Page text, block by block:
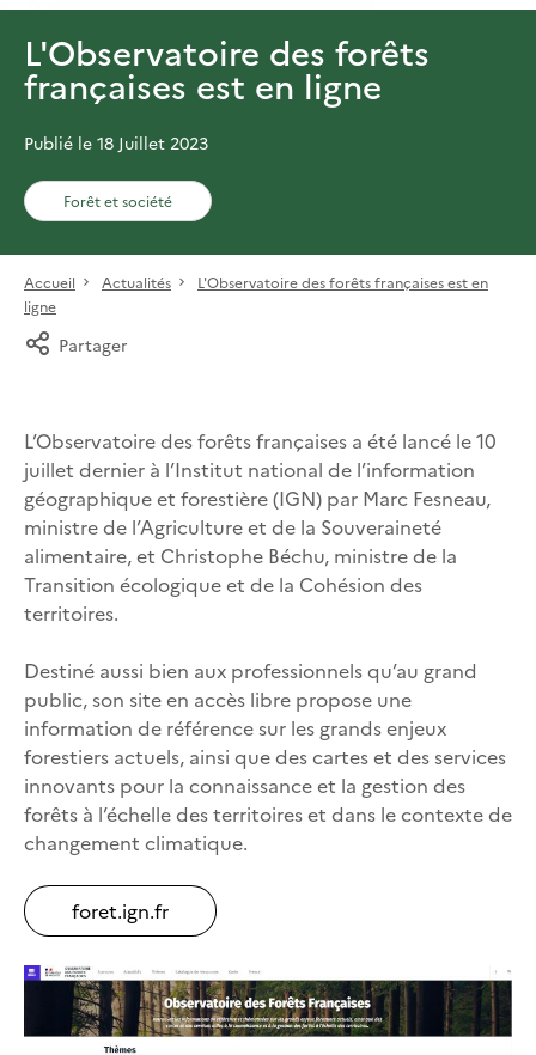
L'Observatoire des forêts
françaises est en ligne
Publié le 18 Juillet 2023
Forêt et société
Accueil Actualités
L'Observatoire des forêts françaises est en
ligne
Partager
L’Observatoire des forêts françaises a été lancé le 10
juillet dernier à l’Institut national de l’information
géographique et forestière (IGN) par Marc Fesneau,
ministre de l’Agriculture et de la Souveraineté
alimentaire, et Christophe Béchu, ministre de la
Transition écologique et de la Cohésion des
territoires.
Destiné aussi bien aux professionnels qu’au grand
public, son site en accès libre propose une
information de référence sur les grands enjeux
forestiers actuels, ainsi que des cartes et des services
innovants pour la connaissance et la gestion des
forêts à l’échelle des territoires et dans le contexte de
changement climatique.
foret.ign.fr